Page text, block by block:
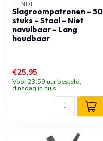
HENDI
Slagroompatronen – 50
stuks – Staal – Niet
navulbaar – Lang
houdbaar
€25,95
Voor 23:59 uur besteld,
dinsdag in huis